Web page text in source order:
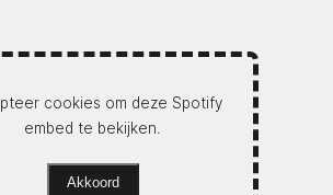
cookies om deze Spotify
embed te bekijken.
Akkoord